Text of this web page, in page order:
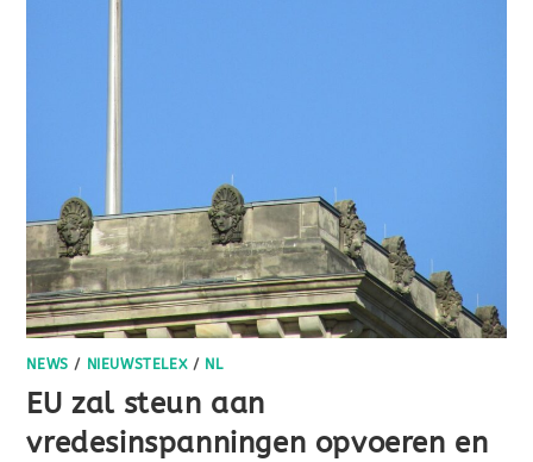
NEWS / NIEUWSTELEX/ NL
EU zal steun aan
vredesinspanningen opvoeren en